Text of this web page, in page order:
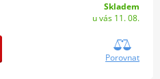
Skladem
u vás 11. 08.
Porovnat